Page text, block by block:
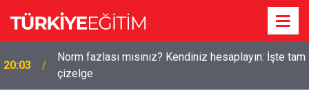
19:56
Bakan Tekin'den yeni sınav sistemi uyarısı: "Eski
soru bankaları artık yok"